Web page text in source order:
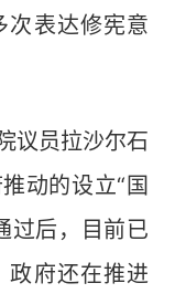
次表达修宪意
员拉沙尔石
动的设立“国
过后，目前已
政府还在推进